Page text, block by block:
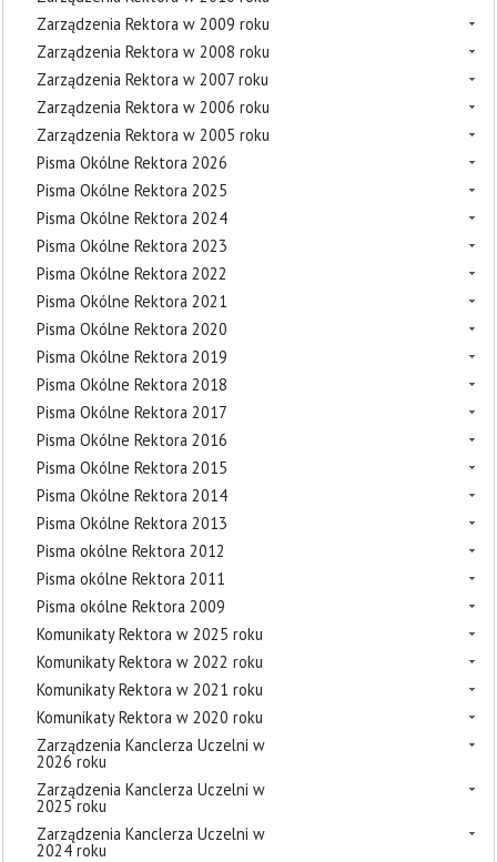
Zarządzenia Rektora w 2009 roku
Zarządzenia Rektora w 2008 roku
Zarządzenia Rektora w 2007 roku
Zarządzenia Rektora w 2006 roku
Zarządzenia Rektora w 2005 roku
Pisma Okólne Rektora 2026
Pisma Okólne Rektora 2025
Pisma Okólne Rektora 2024
Pisma Okólne Rektora 2023
Pisma Okólne Rektora 2022
Pisma Okólne Rektora 2021
Pisma Okólne Rektora 2020
Pisma Okólne Rektora 2019
Pisma Okólne Rektora 2018
Pisma Okólne Rektora 2017
Pisma Okólne Rektora 2016
Pisma Okólne Rektora 2015
Pisma Okólne Rektora 2014
Pisma Okólne Rektora 2013
Pisma okólne Rektora 2012
Pisma okólne Rektora 2011
Pisma okólne Rektora 2009
Komunikaty Rektora w 2025 roku
Komunikaty Rektora w 2022 roku
Komunikaty Rektora w 2021 roku
Komunikaty Rektora w 2020 roku
Zarządzenia Kanclerza Uczelni w
2026 roku
Zarządzenia Kanclerza Uczelni w
2025 roku
Zarządzenia Kanclerza Uczelni w
2024 roku